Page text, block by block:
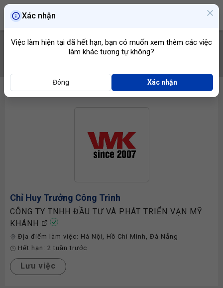
Chỉ Huy Trưởng Công Trình
CÔNG TY TNHH ĐẦU TƯ VÀ PHÁT TRIỂN VẠN MỸ
KHÁNH
Địa điểm làm việc: Hà Nội , Hồ Chí Minh , Đà Nẵng
Hết hạn: 2 tuần trước
Lưu việc
Xác nhận
Việc làm hiện tại đã hết hạn, bạn có muốn xem thêm các việc
làm khác tương tự không?
Đóng Xác nhận